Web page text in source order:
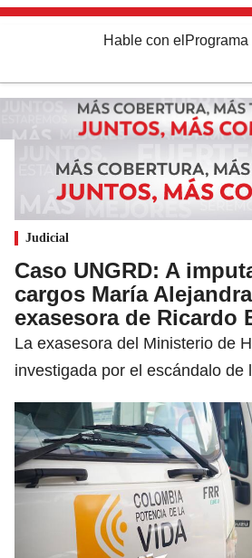
Hable con el Programa
Judicial
Caso UNGRD: A
cargos María
exasesora de Ricardo
La exasesora del Ministerio de
investigada por el escándalo de